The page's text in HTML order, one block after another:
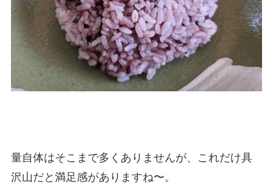
量自体はそこまで多くありませんが、これだけ具
沢山だと満足感がありますね〜。